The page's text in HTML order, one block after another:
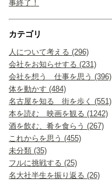
事終了！
カテゴリ
人について考える (296)
会社をお知らせする (231)
会社を想う 仕事を思う (396)
体を動かす (484)
名古屋を知る 街を歩く (551)
本を読む 映画を観る (1242)
酒を飲む、肴を食らう (267)
これからを思う (455)
未分類 (35)
フルに挑戦する (25)
名大社半生を振り返る (26)